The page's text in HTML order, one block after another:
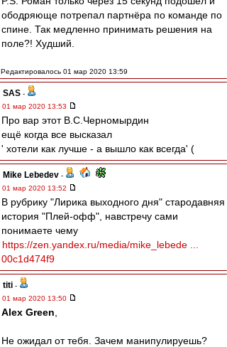
ободряюще потрепал партнёра по команде по
спине. Так медленно принимать решения на
поле?! Худший.
Редактировалось 01 мар 2020 13:59
SAS -
01 мар 2020 13:53
Про вар этот В.С.Черномырдин
ещё когда все высказал
' хотели как лучше - а вышло как всегда' (
Mike Lebedev -
01 мар 2020 13:52
В рубрику "Лирика выходного дня" стародавняя
история "Плей-офф", навстречу сами
понимаете чему
https://zen.yandex.ru/media/mike_lebede ...
00c1d474f9
titi -
01 мар 2020 13:50
Alex Green
Не ожидал от тебя. Зачем манипулируешь?